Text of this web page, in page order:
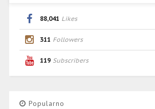
88,041 Likes
311 Followers
119 Subscribers
Popularno